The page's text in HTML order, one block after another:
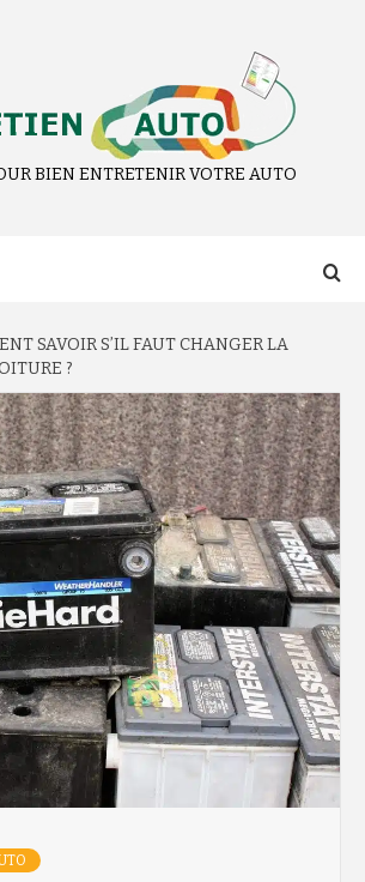
BIEN ENTRETENIR VOTRE AUTO
SAVOIR S’IL FAUT CHANGER LA
?